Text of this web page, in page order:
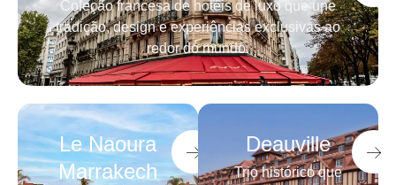
Coleção francesa de hotéis de luxo que une
tradição, design e experiências exclusivas ao
redor do mundo.
Le Naoura
Marrakech
Deauville
Trio histórico que